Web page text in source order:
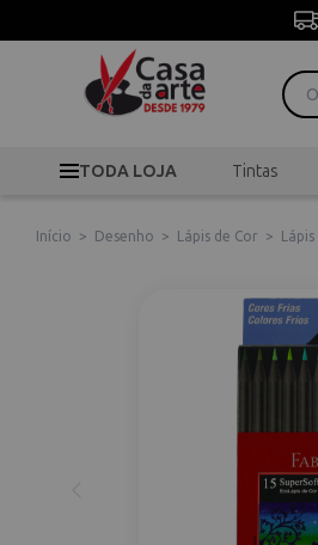
TODA LOJA Tintas
Início > Desenho > Lápis de Cor >